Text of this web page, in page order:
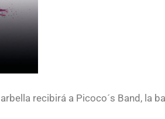
recibirá a Picoco´s Band, la